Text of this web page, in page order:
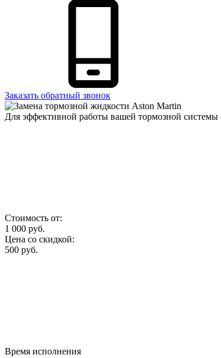
Заказать обратный звонок
Для эффективной работы вашей тормозной системы
Стоимость от:
1 000 руб.
Цена со скидкой:
500 руб.
Время исполнения